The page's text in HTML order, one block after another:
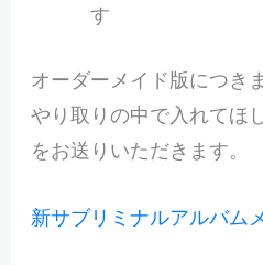
す
オーダーメイド版につき
やり取りの中で入れてほ
をお送りいただきます。
新サブリミナルアルバム